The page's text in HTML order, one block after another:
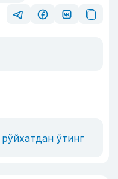
рўйхатдан ўтинг